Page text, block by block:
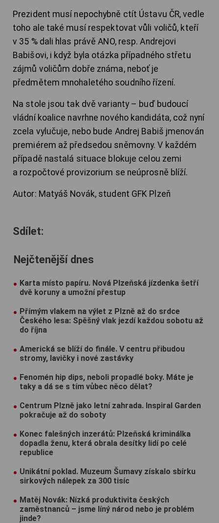
Prezident musí nepochybně ctít Ústavu ČR, vedle
toho ale také musí respektovat vůli voličů, kteří
v 35 % dali hlas právě ANO, resp. Andrejovi
Babišovi, i když byla otázka případného střetu
zájmů voličům dobře známa, neboť je
předmětem mnohaletého soudního řízení.
Na stole jsou tak dvě varianty – buď budoucí
vládní koalice navrhne nového kandidáta, což nyní
zcela vylučuje, nebo bude Andrej Babiš jmenován
premiérem až předsedou sněmovny. V každém
případě nastalá situace blokuje celou zemi
a rozpočtové provizorium se neúprosně blíží.
Autor: Matyáš Novák, student GFK Plzeň
Sdílet:
Nejčtenější dnes
Karta místo papíru. Nová Plzeňská jízdenka šetří
dvě koruny a umožní přestup
Přímým vlakem na výlet z Plzně až do srdce
Českého lesa: Spěšný vlak jezdí každou sobotu až
do října
Americká se blíží do finále. V centru přibudou
stromy, lavičky i nové zastávky
Fenomén hip dips, neboli propadlé boky. Máte je
taky a dá se s tím vůbec něco dělat?
Centrum Plzně jako letní zahrada. Inspiral Garden
pokračuje až do soboty
Konec falešných inzerátů: Plzeňská kriminálka
dopadla ženu, která obrala desítky lidí po celé
republice
Unikátní poklad. Muzeum Šumavy získalo sbírku
sirkových nálepek za 300 tisíc
Matěj Novák: Nízká produktivita českých
zaměstnanců – jsme líný národ nebo je problém
jinde?